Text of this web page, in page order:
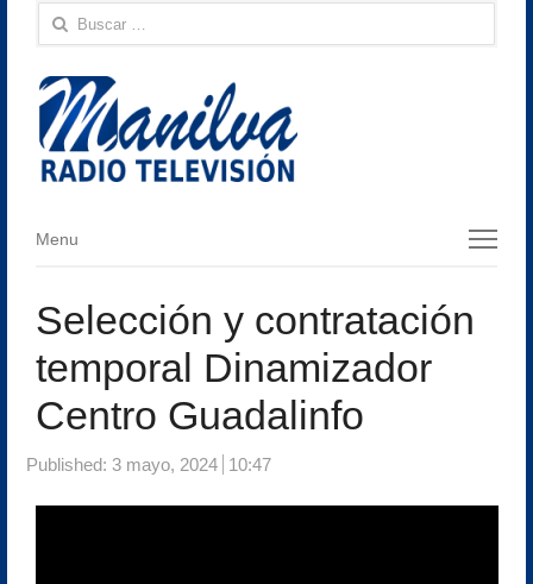
Buscar:
Menu
Menu
Selección y contratación
temporal Dinamizador
Centro Guadalinfo
Published: 3 mayo, 2024 10:47